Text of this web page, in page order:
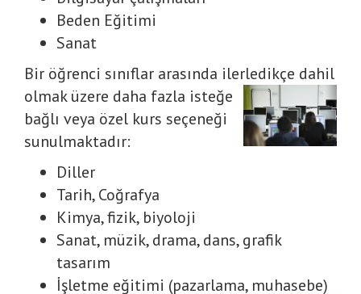
Beden Eğitimi
Sanat
Bir öğrenci sınıflar arasında ilerledikçe dahil
olmak üzere daha fazla isteğe
bağlı veya özel kurs seçeneği
sunulmaktadır:
Diller
Tarih, Coğrafya
Kimya, fizik, biyoloji
Sanat, müzik, drama, dans, grafik
tasarım
İşletme eğitimi (pazarlama, muhasebe)